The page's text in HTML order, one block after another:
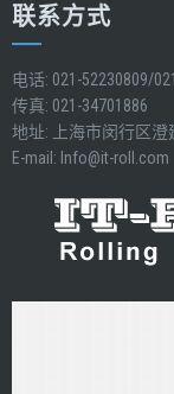
联系方式
电话: 021-52230809/
传真: 021-34701886
地址: 上海市闵行区澄
E-mail: Info@it-roll.com